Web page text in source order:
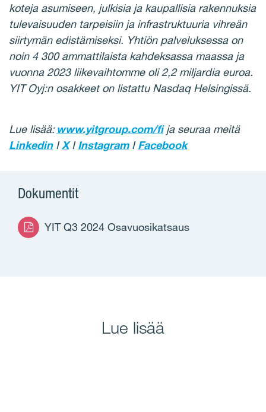
koteja asumiseen, julkisia ja kaupallisia rakennuksia
tulevaisuuden tarpeisiin ja infrastruktuuria vihreän
siirtymän edistämiseksi. Yhtiön palveluksessa on
noin 4 300 ammattilaista kahdeksassa maassa ja
vuonna 2023 liikevaihtomme oli 2,2 miljardia euroa.
YIT Oyj:n osakkeet on listattu Nasdaq Helsingissä.
Lue lisää:www.yitgroup.com/fija seuraa meitä
LinkedinIXIInstagramIFacebook
Dokumentit
YIT Q3 2024 Osavuosikatsaus
Lue lisää